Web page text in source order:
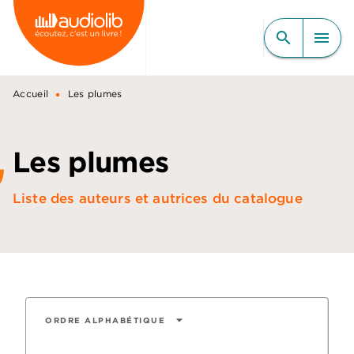
MENU RECHERCHE
CONTENU
PIED DE PAGE
search menu
Accueil • Les plumes
Les plumes
Liste des auteurs et autrices du catalogue
ORDRE ALPHABÉTIQUE arrow_drop_down